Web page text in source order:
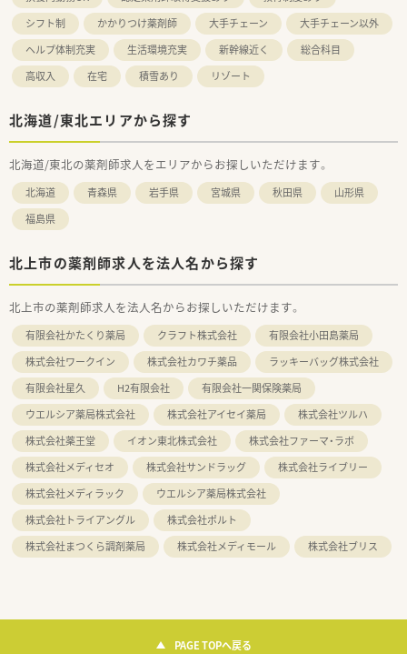
シフト制
かかりつけ薬剤師 大手チェーン
大手チェーン以外
ヘルプ体制充実
生活環境充実 新幹線近く
総合科目
高収入
在宅 積雪あり リゾート
北海道/東北エリアから探す
北海道/東北の薬剤師求人をエリアからお探しいただけます。
北海道 青森県 岩手県 宮城県 秋田県
山形県
福島県
北上市の薬剤師求人を法人名から探す
北上市の薬剤師求人を法人名からお探しいただけます。
有限会社かたくり薬局 クラフト株式会社
有限会社小田島薬局
株式会社ワークイン
株式会社カワチ薬品
ラッキーバッグ株式会社
有限会社星久
H2有限会社
有限会社一関保険薬局
ウエルシア薬局株式会社
株式会社アイセイ薬局
株式会社ツルハ
株式会社薬王堂
イオン東北株式会社
株式会社ファーマ・ラボ
株式会社メディセオ
株式会社サンドラッグ
株式会社ライブリー
株式会社メディラック
ウエルシア薬局株式会社
株式会社トライアングル
株式会社ポルト
株式会社まつくら調剤薬局
株式会社メディモール 株式会社ブリス
PAGE TOPへ戻る